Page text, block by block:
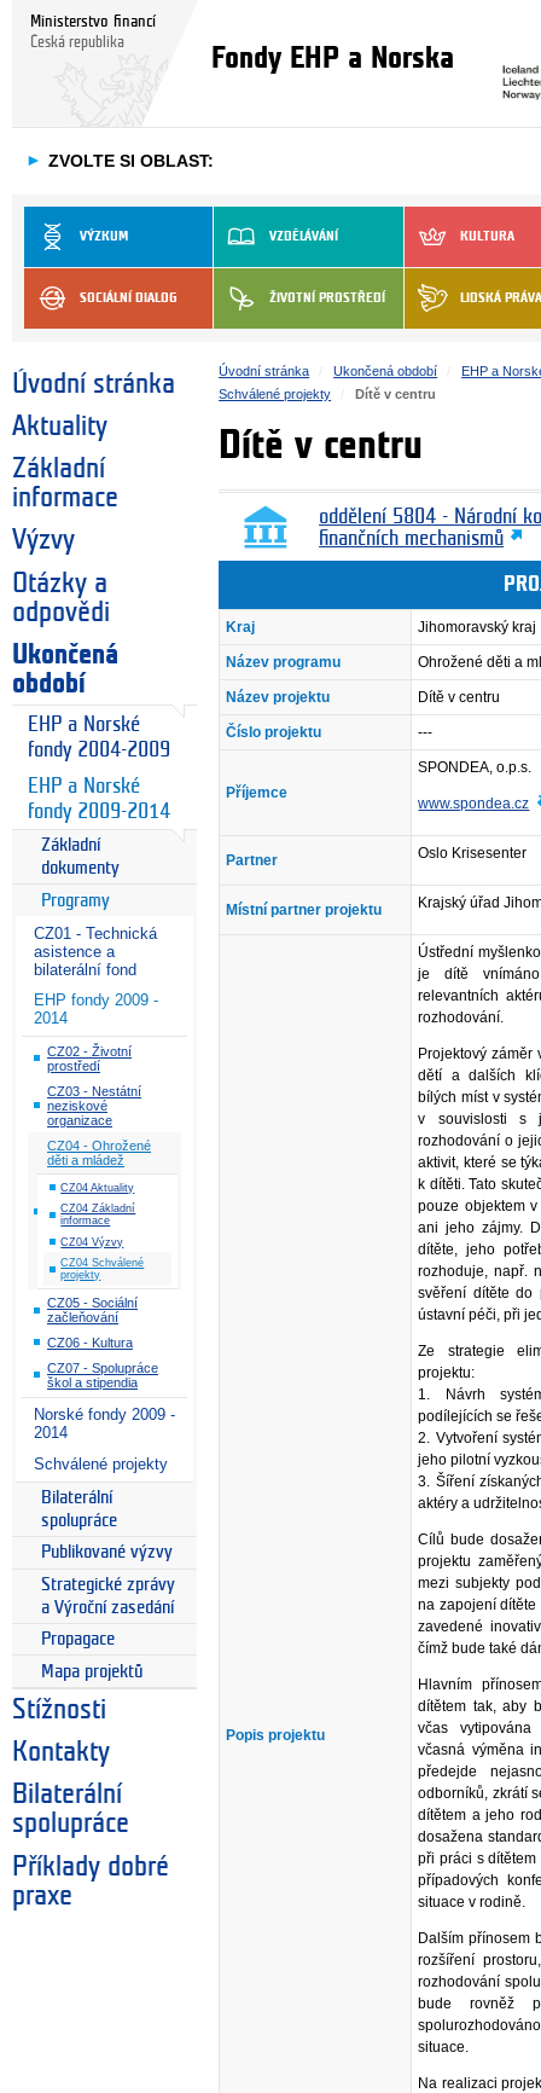
Ministerstvo financí
Česká republika
Fondy EHP a Norska
► ZVOLTE SI OBLAST:
VÝZKUM VZDĚLÁVÁNÍ KULTURA
SOCIÁLNÍ DIALOG ŽIVOTNÍ PROSTŘEDÍ LIDSKÁ PRÁVA
Úvodní stránka
Aktuality
Základní
informace
Výzvy
Otázky a
odpovědi
Ukončená
období
EHP a Norské
fondy 2004-2009
EHP a Norské
fondy 2009-2014
Základní
dokumenty
Programy
CZ01 - Technická
asistence a
bilaterální fond
EHP fondy 2009 -
2014
CZ02 - Životní
prostředí
CZ03 - Nestátní
neziskové
organizace
CZ04 - Ohrožené
děti a mládež
CZ04 Aktuality
CZ04 Základní
informace
CZ04 Výzvy
CZ04 Schválené
projekty
CZ05 - Sociální
začleňování
CZ06 - Kultura
CZ07 - Spolupráce
škol a stipendia
Norské fondy 2009 -
2014
Schválené projekty
Bilaterální
spolupráce
Publikované výzvy
Strategické zprávy
a Výroční zasedání
Propagace
Mapa projektů
Stížnosti
Kontakty
Bilaterální
spolupráce
Příklady dobré
praxe
Úvodní stránka Ukončená období
EHP a
Schválené projekty
Dítě v centru
Dítě v centru
oddělení 5804 - Národní
finančních mechanismů
Kraj Jihomoravský kraj
Název programu Ohrožené děti a
Název projektu Dítě v centru
Číslo projektu ---
Příjemce
SPONDEA, o.p.s.
www.spondea.cz
Partner Oslo Krisesenter
Místní partner projektu Krajský úřad
Popis projektu
Ústřední
je dítě
relevantních
rozhodování.
Projektový záměr
dětí a dalších
bílých míst v
v souvislosti s
rozhodování o
aktivit, které se
k dítěti. Tato
pouze objektem
ani jeho zájmy.
dítěte, jeho
rozhoduje, např.
svěření dítěte do
ústavní péči, při
Ze strategie
projektu:
1. Návrh
podílejících se
2. Vytvoření
jeho pilotní
3. Šíření
aktéry a
Cílů bude
projektu
mezi subjekty
na zapojení
zavedené
čímž bude také
Hlavním
dítětem tak, aby
včas
včasná výměna
předejde
odborníků, zkrátí
dítětem a jeho
dosažena
při práci s
případových
situace v rodině.
Dalším přínosem
rozšíření
rozhodování
bude rovněž
situace.
Na realizaci